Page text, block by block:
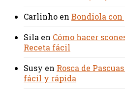
Carlinho en Bondiola con
Sila en Cómo hacer
Receta fácil
Susy en Rosca de
fácil y rápida